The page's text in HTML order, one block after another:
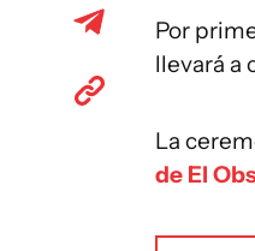
Por
llevará a
La
de El